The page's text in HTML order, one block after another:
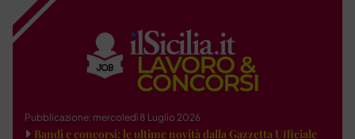
Pubblicazione: mercoledì 8 Luglio 2026
Bandi e concorsi: le ultime novità dalla Gazzetta Ufficiale